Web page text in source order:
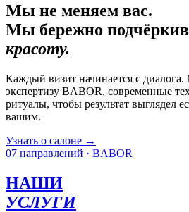
Мы не меняем вас.
Мы бережно
красоту.
Каждый визит начинается с
экспертизу BABOR, современные
ритуалы, чтобы результат выглядел
вашим.
Узнать о салоне →
07 направлений · BABOR
НАШИ
УСЛУГИ